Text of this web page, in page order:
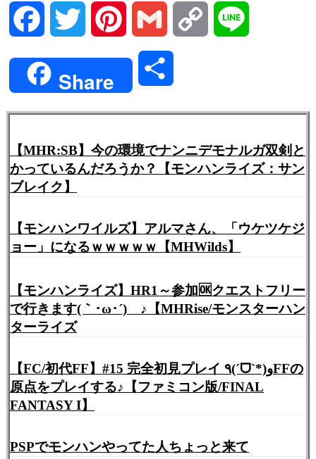
Facebook Twitter Pinterest Gmail Copy
Share
【MHR:SB】今の環境でナンニデモナルガ双剣と
かっているんだろうか？【モンハンライズ：サン
ブレイク】
【モンハンワイルズ】アルマさん、「ウケツケジ
ョー」になるｗｗｗｗｗ【MHWilds】
【モンハンライズ】HR1～参加🆗クエストフリー
で行きます(｀･ω･´)ゞ♪【MHRise/モンスターハン
ターライズ
【FC/初代FF】#15 完全初見プレイ ٩(ˊᗜˋ*)وFFの
原点をプレイする♪【ファミコン版/FINAL
FANTASY I】
PSPでモンハンやってた人ちょっと来て